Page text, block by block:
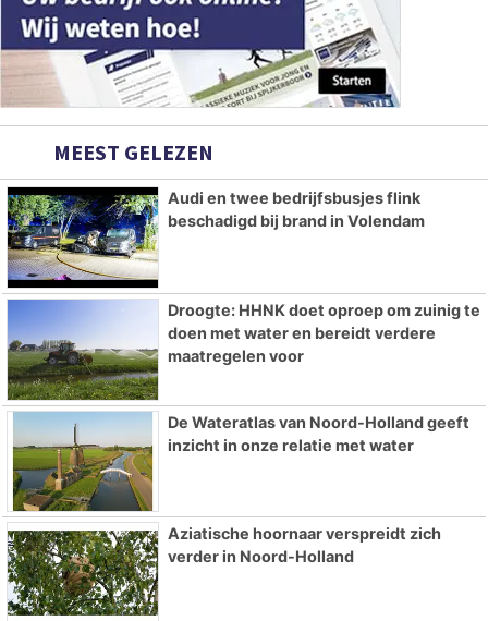
MEEST GELEZEN
Audi en twee bedrijfsbusjes flink
beschadigd bij brand in Volendam
Droogte: HHNK doet oproep om zuinig te
doen met water en bereidt verdere
maatregelen voor
De Wateratlas van Noord-Holland geeft
inzicht in onze relatie met water
Aziatische hoornaar verspreidt zich
verder in Noord-Holland